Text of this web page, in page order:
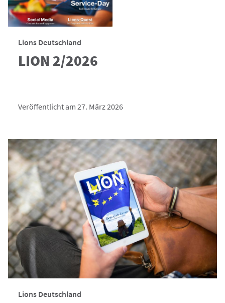
Lions Deutschland
LION 2/2026
Veröffentlicht am 27. März 2026
Lions Deutschland